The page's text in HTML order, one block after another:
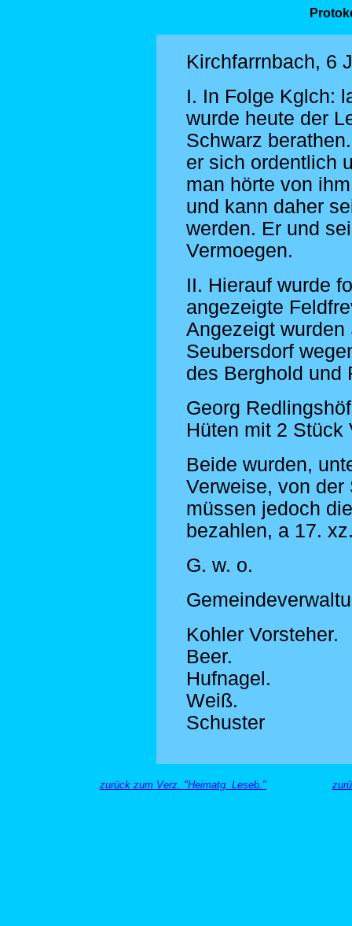
Kirchfarrnbach, 6
I. In Folge Kglch:
wurde heute der
Schwarz
er sich ordentlich
man hörte von
und kann daher
werden. Er und
Vermoegen.
II. Hierauf wurde
angezeigte
Angezeigt
Seubersdorf
des Berghold und
Georg
Hüten mit 2 Stück
Beide wurden,
Verweise, von der
müssen jedoch
bezahlen, a 17.
G. w. o.
Kohler Vorsteher.
Beer.
Hufnagel.
Weiß.
Schuster
zurück zum Verz. "Heimatg. Leseb."